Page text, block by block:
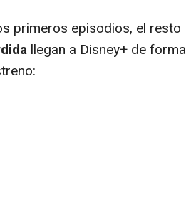
primeros episodios, el resto
llegan a Disney+ de forma